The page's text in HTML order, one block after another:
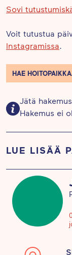
Sovi
Voit tutustua
Instagramissa
HAE
Jätä
Hakemus ei
LUE LISÄÄ
Touhula
joka viikko.
retkeilylle niin
kuin läheisen
hieman